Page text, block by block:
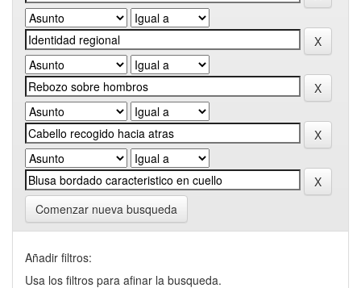
Comenzar nueva busqueda
Añadir filtros:
Usa los filtros para afinar la busqueda.